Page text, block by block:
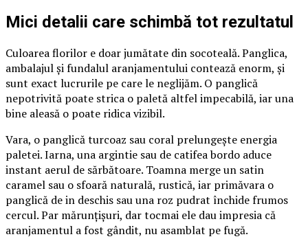
Mici detalii care schimbă tot rezultatul
Culoarea florilor e doar jumătate din socoteală. Panglica,
ambalajul și fundalul aranjamentului contează enorm, și
sunt exact lucrurile pe care le neglijăm. O panglică
nepotrivită poate strica o paletă altfel impecabilă, iar una
bine aleasă o poate ridica vizibil.
Vara, o panglică turcoaz sau coral prelungește energia
paletei. Iarna, una argintie sau de catifea bordo aduce
instant aerul de sărbătoare. Toamna merge un satin
caramel sau o sfoară naturală, rustică, iar primăvara o
panglică de in deschis sau una roz pudrat închide frumos
cercul. Par mărunțișuri, dar tocmai ele dau impresia că
aranjamentul a fost gândit, nu asamblat pe fugă.